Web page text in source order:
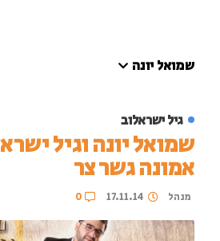
שמואל יונה
גיל ישראלוב
שמואל יונה וגיל
אמונה גשר צר
מנהל 17.11.14
0